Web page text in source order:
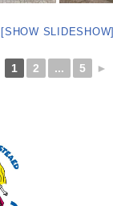
[SHOW SLIDESHOW]
1 2 ... 5 ►